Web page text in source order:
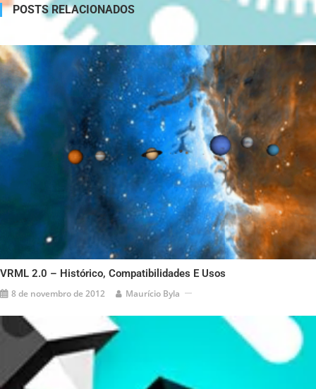
POSTS RELACIONADOS
VRML 2.0 – Histórico, Compatibilidades E Usos
8 de novembro de 2012 Maurício Byla